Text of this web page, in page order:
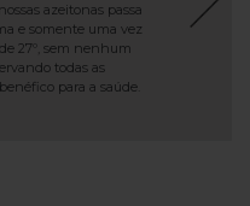
azeitonas passa
e somente uma vez
27º, sem nenhum
todas as
para a saúde.